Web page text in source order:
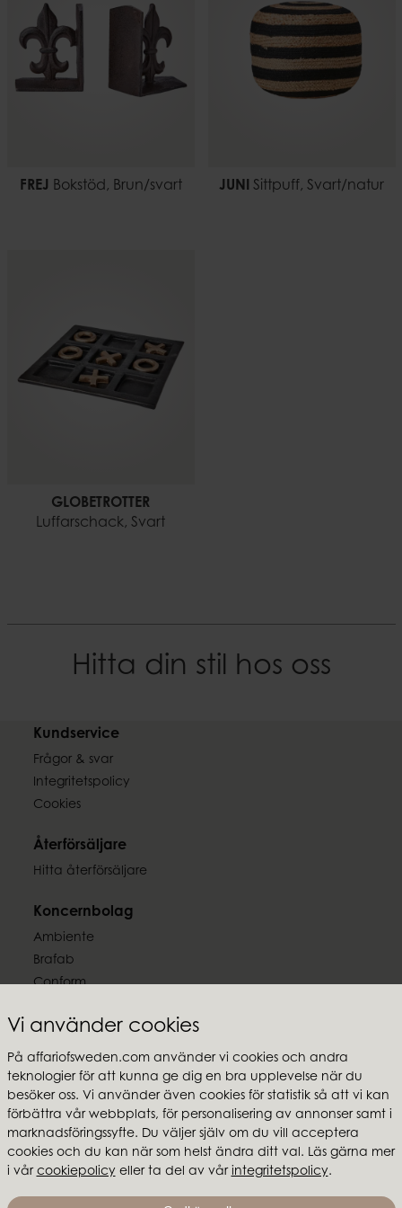
Vi använder cookies
På affariofsweden.com använder vi cookies och andra
teknologier för att kunna ge dig en bra upplevelse när du
besöker oss. Vi använder även cookies för statistik så att vi kan
förbättra vår webbplats, för personalisering av annonser samt i
marknadsföringssyfte. Du väljer själv om du vill acceptera
cookies och du kan när som helst ändra ditt val. Läs gärna mer
i vår cookiepolicyeller ta del av vår integritetspolicy.
FREJ Bokstöd, Brun/svart JUNI Sittpuff, Svart/natur
GLOBETROTTER
Luffarschack, Svart
Hitta din stil hos oss
Kundservice
Frågor & svar
Integritetspolicy
Cookies
Återförsäljare
Hitta återförsäljare
Koncernbolag
Ambiente
Brafab
Conform
MTI
Följ oss
Affari of Sweden
Om oss